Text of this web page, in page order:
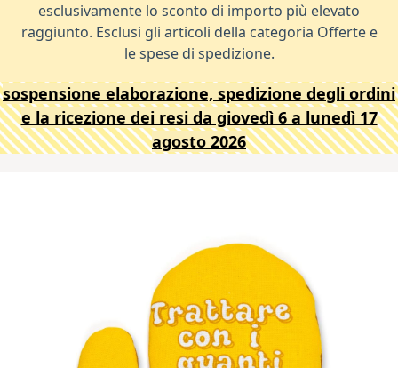
esclusivamente lo sconto di importo più elevato
raggiunto. Esclusi gli articoli della categoria Offerte e
le spese di spedizione.
sospensione elaborazione, spedizione degli ordini
e la ricezione dei resi da giovedì 6 a lunedì 17
agosto 2026